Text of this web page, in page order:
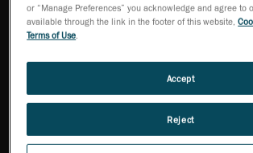
EVO TM NEW
Scanner 3D per
metrologia ottimizzato
per la migliore
R-Series
Scanner ottici
or “Manage Preferences” you acknowledge and agree to
available through the link in the footer of this website,
Terms of Use.
Reject
Accept